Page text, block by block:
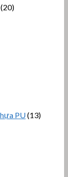
(20)
PU(13)